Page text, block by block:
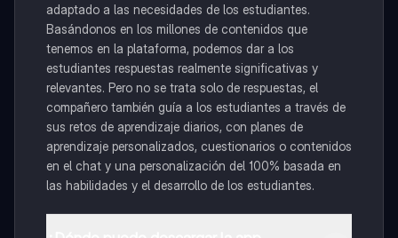
adaptado a las necesidades de los estudiantes.
Basándonos en los millones de contenidos que
tenemos en la plataforma, podemos dar a los
estudiantes respuestas realmente significativas y
relevantes. Pero no se trata solo de respuestas, el
compañero también guía a los estudiantes a través de
sus retos de aprendizaje diarios, con planes de
aprendizaje personalizados, cuestionarios o contenidos
en el chat y una personalización del 100% basada en
las habilidades y el desarrollo de los estudiantes.